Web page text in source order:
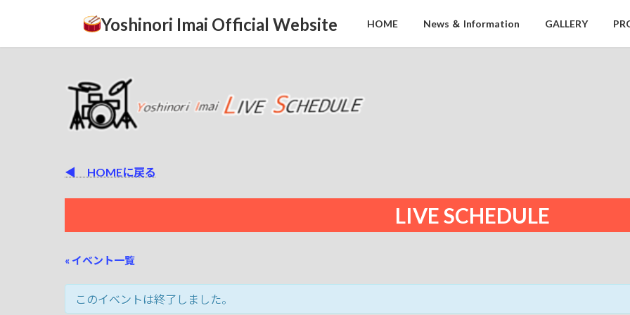
Yoshinori Imai Official Website HOME News ＆ Information GALLERY
◀ HOMEに戻る
LIVE SCHEDULE
« イベント一覧
このイベントは終了しました。